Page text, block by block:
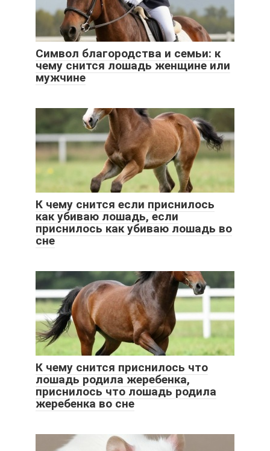
Символ благородства и семьи: к
чему снится лошадь женщине или
мужчине
К чему снится если приснилось
как убиваю лошадь, если
приснилось как убиваю лошадь во
сне
К чему снится приснилось что
лошадь родила жеребенка,
приснилось что лошадь родила
жеребенка во сне